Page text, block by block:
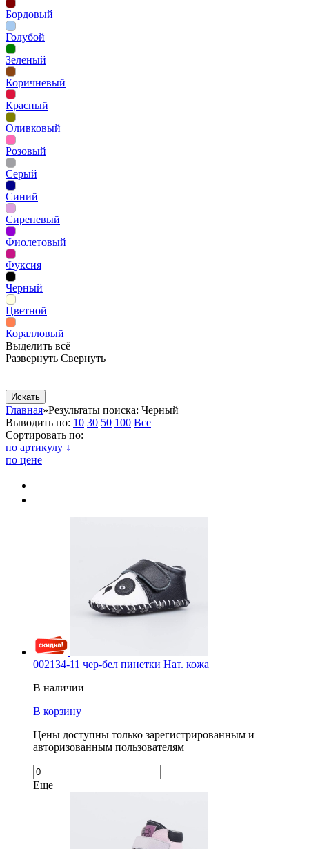
Бордовый
Голубой
Зеленый
Коричневый
Красный
Оливковый
Розовый
Серый
Синий
Сиреневый
Фиолетовый
Фуксия
Черный
Цветной
Коралловый
Выделить всё
Развернуть Свернуть
Главная»Результаты поиска: Черный
Выводить по: 10 30 50 100 Все
Сортировать по:
по артикулу ↓
по цене
002134-11 чер-бел пинетки Нат. кожа
В наличии
В корзину
Цены доступны только зарегистрированным и
авторизованным пользователям
Еще